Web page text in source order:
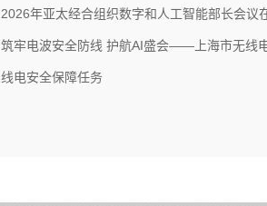
2026年亚太经合组织数字和人工智能部长会议
筑牢电波安全防线 护航AI盛会——上海市无线
线电安全保障任务